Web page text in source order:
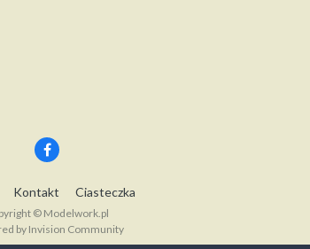
Kontakt Ciasteczka
© Modelwork.pl
by Invision Community